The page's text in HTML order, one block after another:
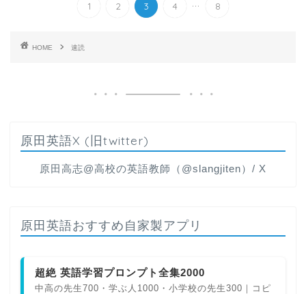
1 2 3 4 8
HOME 速読
原田英語X (旧twitter)
原田高志@高校の英語教師（@slangjiten）/ X
原田英語おすすめ自家製アプリ
超絶 英語学習プロンプト全集2000
中高の先生700・学ぶ人1000・小学校の先生300｜コピ